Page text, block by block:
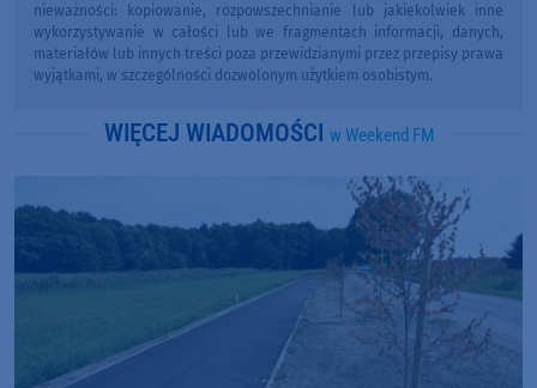
nieważności: kopiowanie, rozpowszechnianie lub jakiekolwiek inne
wykorzystywanie w całości lub we fragmentach informacji, danych,
materiałów lub innych treści poza przewidzianymi przez przepisy prawa
wyjątkami, w szczególności dozwolonym użytkiem osobistym.
WIĘCEJ WIADOMOŚCI w Weekend FM